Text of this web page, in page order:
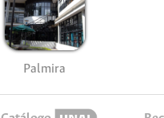
Palmira